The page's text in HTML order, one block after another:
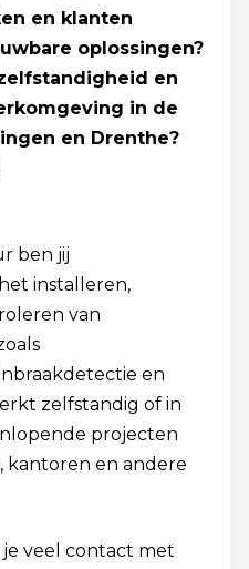
en klanten
oplossingen?
en
in de
en Drenthe?
ben jij
installeren,
van
en
zelfstandig of in
projecten
kantoren en andere
veel contact met